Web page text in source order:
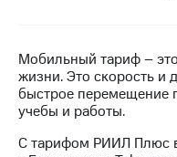
группа
Заказать
SIM-
карту
РИИЛ
и МТС
Супер
дешевле
при
оплате
Мобильный тариф –
жизни. Это скорость и
быстрое перемещение
учебы и работы.
С тарифом РИИЛ Плюс